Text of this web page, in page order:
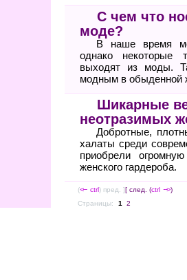
С чем что
моде?
В наше время
однако некоторые
выходят из моды.
модным в обыденной
Шикарные
неотразимых
Добротные,
халаты среди
приобрели
женского гардероба.
(<-- ctrl) пред. ][ след. (ctrl --> )
Страницы:
1 2